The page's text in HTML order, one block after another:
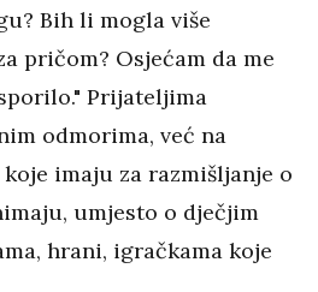
Bih li mogla više
pričom? Osjećam da me
Prijateljima
odmorima, već na
imaju za razmišljanje o
umjesto o dječjim
hrani, igračkama koje